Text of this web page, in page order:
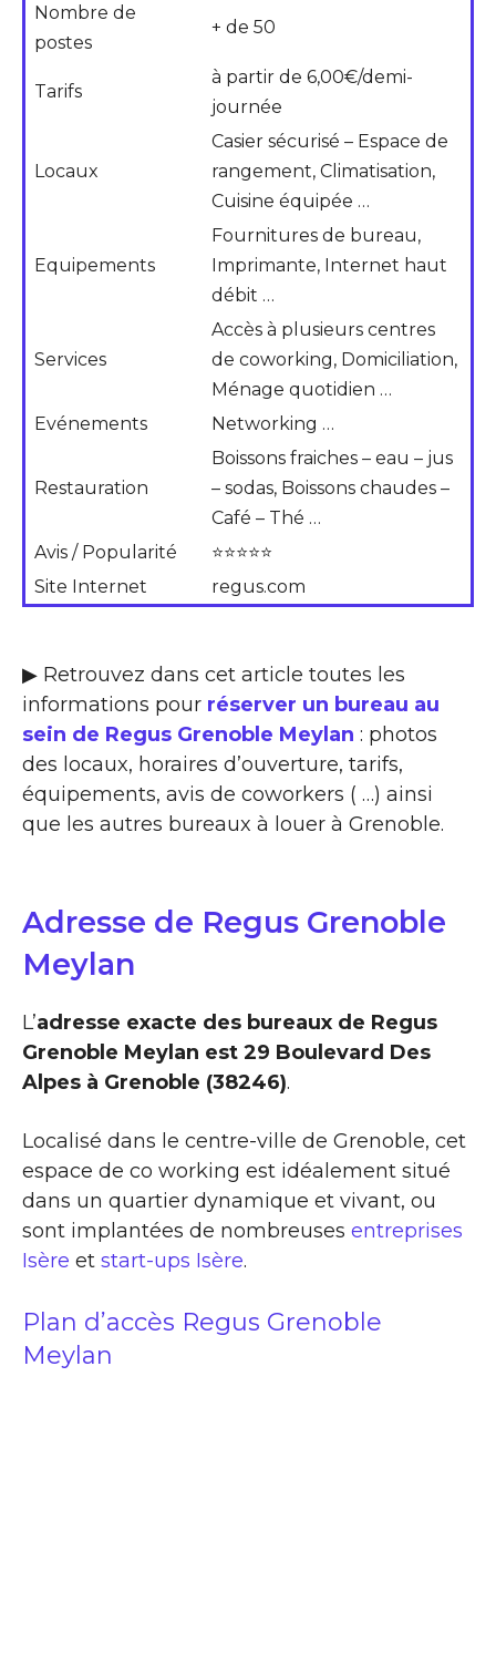
Nombre de
postes
+ de 50
Tarifs
à partir de 6,00€/demi-
journée
Locaux
Casier sécurisé – Espace de
rangement, Climatisation,
Cuisine équipée …
Equipements
Fournitures de bureau,
Imprimante, Internet haut
débit …
Services
Accès à plusieurs centres
de coworking, Domiciliation,
Ménage quotidien …
Evénements
Networking …
Restauration
Boissons fraiches – eau – jus
– sodas, Boissons chaudes –
Café – Thé …
Avis / Popularité
⭐⭐⭐⭐⭐
Site Internet
regus.com
▶ Retrouvez dans cet article toutes les
informations pour réserver un bureau au
sein de Regus Grenoble Meylan : photos
des locaux, horaires d’ouverture, tarifs,
équipements, avis de coworkers ( …) ainsi
que les autres bureaux à louer à Grenoble.
Adresse de Regus Grenoble
Meylan
L’adresse exacte des bureaux de Regus
Grenoble Meylan est 29 Boulevard Des
Alpes à Grenoble (38246).
Localisé dans le centre-ville de Grenoble, cet
espace de co working est idéalement situé
dans un quartier dynamique et vivant, ou
sont implantées de nombreuses entreprises
Isère et start-ups Isère.
Plan d’accès Regus Grenoble
Meylan